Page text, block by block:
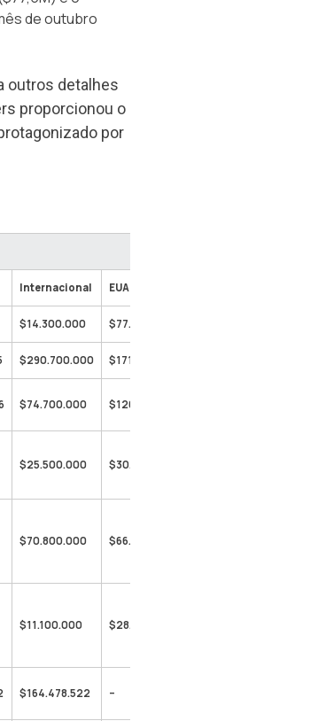
de outubro
outros detalhes
proporcionou o
por
Internacional EUA
$14.300.000 $77.500.000
$290.700.000 $171.125.095
$74.700.000 $126.376.246
$25.500.000 $30.000.050
$70.800.000 $66.366.035
$11.100.000 $28.804.812
$164.478.522 –